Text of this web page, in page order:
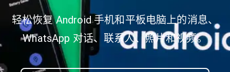
轻松恢复 Android 手机和平板电脑上的消息、
WhatsApp 对话、联系人、照片和视频。